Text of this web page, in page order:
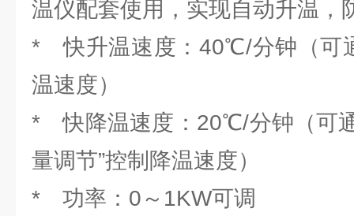
温仪配套使用，实现自动升温，
* 快升温速度：40℃/分钟（可
温速度）
* 快降温速度：20℃/分钟（可通
量调节”控制降温速度）
* 功率：0～1KW可调